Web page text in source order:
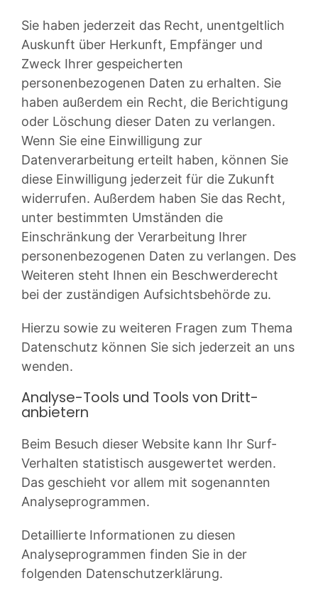
Sie haben jederzeit das Recht, unentgeltlich
Auskunft über Herkunft, Empfänger und
Zweck Ihrer gespeicherten
personenbezogenen Daten zu erhalten. Sie
haben außerdem ein Recht, die Berichtigung
oder Löschung dieser Daten zu verlangen.
Wenn Sie eine Einwilligung zur
Datenverarbeitung erteilt haben, können Sie
diese Einwilligung jederzeit für die Zukunft
widerrufen. Außerdem haben Sie das Recht,
unter bestimmten Umständen die
Einschränkung der Verarbeitung Ihrer
personenbezogenen Daten zu verlangen. Des
Weiteren steht Ihnen ein Beschwerderecht
bei der zuständigen Aufsichtsbehörde zu.
Hierzu sowie zu weiteren Fragen zum Thema
Datenschutz können Sie sich jederzeit an uns
wenden.
Analyse-Tools und Tools von Dritt­
anbietern
Beim Besuch dieser Website kann Ihr Surf-
Verhalten statistisch ausgewertet werden.
Das geschieht vor allem mit sogenannten
Analyseprogrammen.
Detaillierte Informationen zu diesen
Analyseprogrammen finden Sie in der
folgenden Datenschutzerklärung.